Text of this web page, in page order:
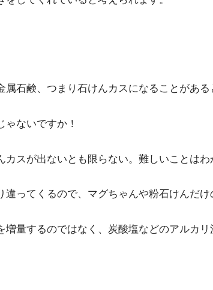
石鹸、つまり石けんカスになることがある
ないですか！
スが出ないとも限らない。難しいことはわ
ってくるので、マグちゃんや粉石けんだ
量するのではなく、炭酸塩などのアルカ